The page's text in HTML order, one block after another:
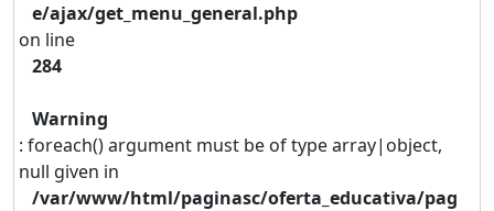
e/ajax/get_menu_general.php
on line
284
Warning
: foreach() argument must be of type array|object,
null given in
/var/www/html/paginasc/oferta_educativa/pag